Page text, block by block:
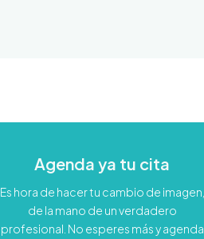
Agenda ya tu cita
Es hora de hacer tu cambio de imagen,
de la mano de un verdadero
profesional. No esperes más y agenda